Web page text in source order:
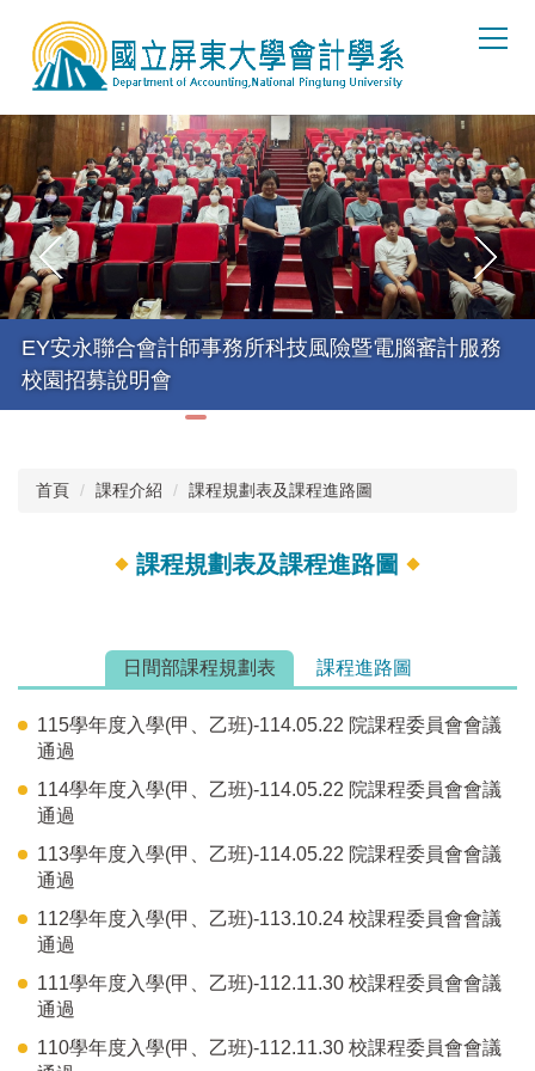
內
容
EY安永聯合會計師事務所科技風險暨電腦審計服務
校園招募說明會
首頁 課程介紹 課程規劃表及課程進路圖
課程規劃表及課程進路圖
日間部課程規劃表 課程進路圖
115學年度入學(甲、乙班)-114.05.22 院課程委員會會議
通過
114學年度入學(甲、乙班)-114.05.22 院課程委員會會議
通過
113學年度入學(甲、乙班)-114.05.22 院課程委員會會議
通過
112學年度入學(甲、乙班)-113.10.24 校課程委員會會議
通過
111學年度入學(甲、乙班)-112.11.30 校課程委員會會議
通過
110學年度入學(甲、乙班)-112.11.30 校課程委員會會議